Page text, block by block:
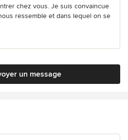
chez vous. Je suis convaincue
ressemble et dans lequel on se
un message